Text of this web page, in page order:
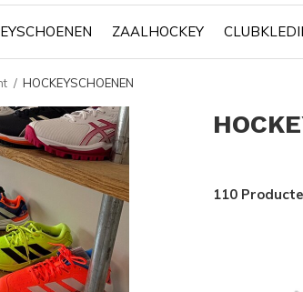
ZAALHOCKEY
HOCKEYSCHOENEN
110